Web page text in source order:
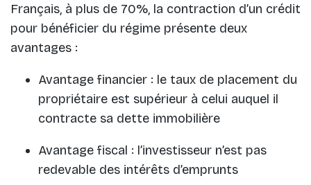
Français, à plus de 70%, la contraction d’un crédit
pour bénéficier du régime présente deux
avantages :
Avantage financier : le taux de placement du
propriétaire est supérieur à celui auquel il
contracte sa dette immobilière
Avantage fiscal : l’investisseur n’est pas
redevable des intérêts d’emprunts